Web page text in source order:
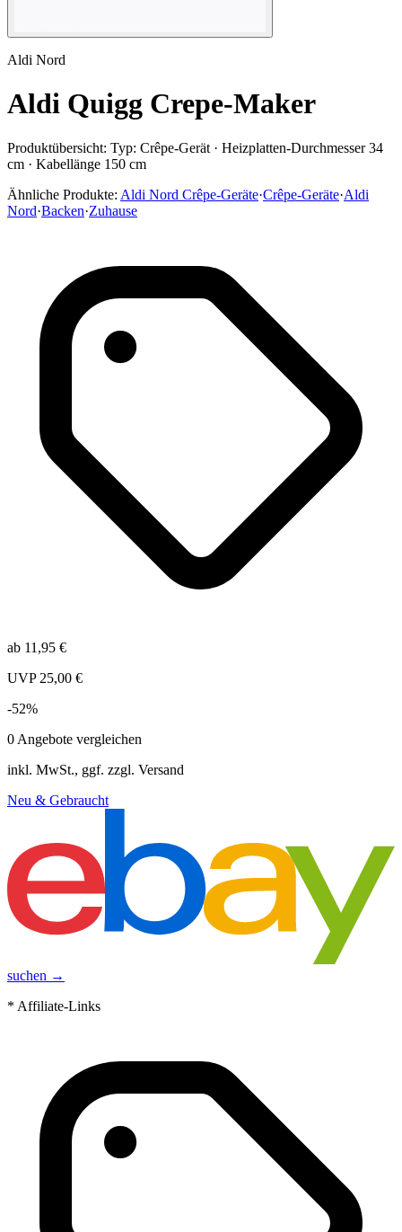
Aldi Nord
Aldi Quigg Crepe-Maker
Produktübersicht: Typ: Crêpe-Gerät · Heizplatten-Durchmesser 34
cm · Kabellänge 150 cm
Ähnliche Produkte: Aldi Nord Crêpe-Geräte·Crêpe-Geräte·Aldi
Nord·Backen·Zuhause
ab 11,95 €
UVP 25,00 €
-52%
0 Angebote vergleichen
inkl. MwSt., ggf. zzgl. Versand
Neu & Gebraucht
suchen →
* Affiliate-Links